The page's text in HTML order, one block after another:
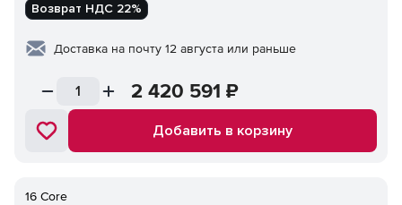
Возврат НДС 22%
Доставка на почту 12 августа или раньше
2 420 591 ₽
Добавить в корзину
16 Core